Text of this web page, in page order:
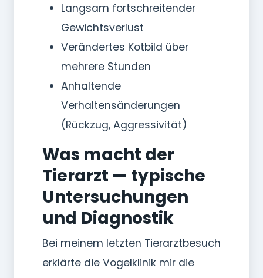
Langsam fortschreitender
Gewichtsverlust
Verändertes Kotbild über
mehrere Stunden
Anhaltende
Verhaltensänderungen
(Rückzug, Aggressivität)
Was macht der
Tierarzt — typische
Untersuchungen
und Diagnostik
Bei meinem letzten Tierarztbesuch
erklärte die Vogelklinik mir die